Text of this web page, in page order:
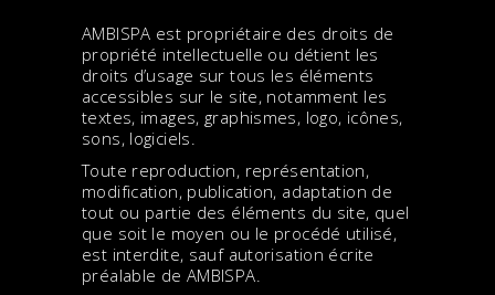
AMBISPA est propriétaire des droits de
propriété intellectuelle ou détient les
droits d’usage sur tous les éléments
accessibles sur le site, notamment les
textes, images, graphismes, logo, icônes,
sons, logiciels.
Toute reproduction, représentation,
modification, publication, adaptation de
tout ou partie des éléments du site, quel
que soit le moyen ou le procédé utilisé,
est interdite, sauf autorisation écrite
préalable de AMBISPA.